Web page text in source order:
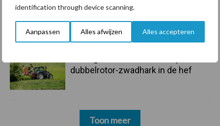
identification through device scanning.
Aanpassen Alles afwijzen Alles accepteren
5 aug
Drie Franse bedrijven over de grens
van 14.000 kilogram melk
dubbelrotor-zwadhark in de hef
Toon meer